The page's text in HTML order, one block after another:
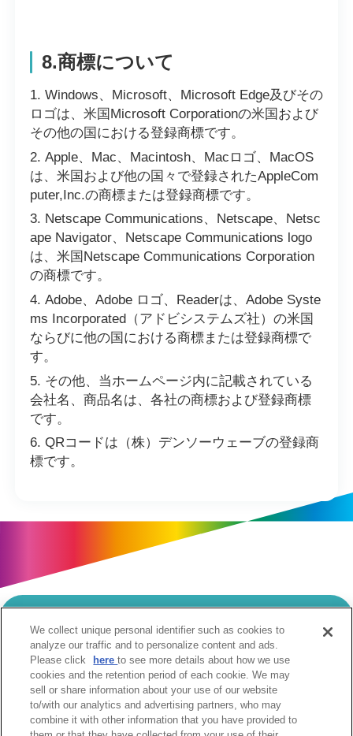
8.商標について
Windows、Microsoft、Microsoft Edge及びその
ロゴは、米国Microsoft Corporationの米国および
その他の国における登録商標です。
Apple、Mac、Macintosh、Macロゴ、MacOS
は、米国および他の国々で登録されたAppleCom
puter,Inc.の商標または登録商標です。
Netscape Communications、Netscape、Netsc
ape Navigator、Netscape Communications logo
は、米国Netscape Communications Corporation
の商標です。
Adobe、Adobe ロゴ、Readerは、Adobe Syste
ms Incorporated（アドビシステムズ社）の米国
ならびに他の国における商標または登録商標で
す。
その他、当ホームページ内に記載されている
会社名、商品名は、各社の商標および登録商標
です。
QRコードは（株）デンソーウェーブの登録商
標です。
当サイトのご利用にあたって
個人情報の取扱いについて
Cookie設定について
ソーシャルメディア利用規約
ウェブアクセシビリティへの取組み
関係会社
サイトマップ
お問合せ
We collect unique personal identifier such as cookies to
analyze our traffic and to personalize content and ads.
Please click
hereto see more details about how we use
cookies and the retention period of each cookie. We may
sell or share information about your use of our website
to/with our analytics and advertising partners, who may
combine it with other information that you have provided to